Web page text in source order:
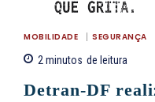
MOBILIDADE SEGURANÇA
2minutos de leitura
Detran-DF